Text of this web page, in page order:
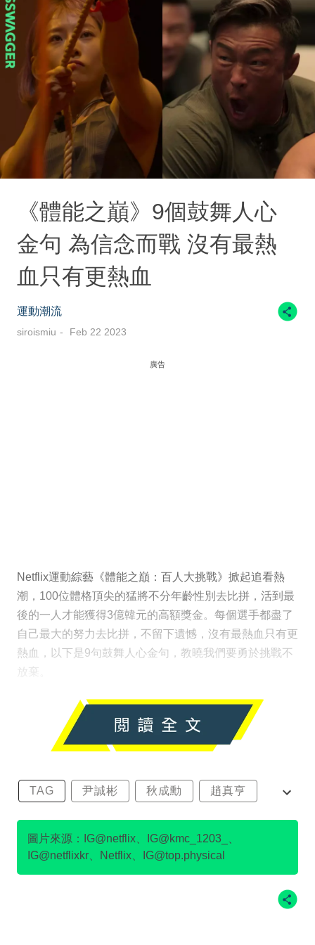
《體能之巔》9個鼓舞人心
金句 為信念而戰 沒有最熱
血只有更熱血
運動潮流
siroismiu Feb 22 2023
廣告
Netflix運動綜藝《體能之巔：百人大挑戰》掀起追看熱
潮，100位體格頂尖的猛將不分年齡性別去比拼，活到最
後的一人才能獲得3億韓元的高額獎金。每個選手都盡了
自己最大的努力去比拼，不留下遺憾，沒有最熱血只有更
熱血，以下是9句鼓舞人心金句，教曉我們要勇於挑戰不
放棄。
TAG 尹誠彬 秋成勳 趙真亨
金民澈
圖片來源：IG@netflix、IG@kmc_1203_、
IG@netflixkr、Netflix、IG@top.physical